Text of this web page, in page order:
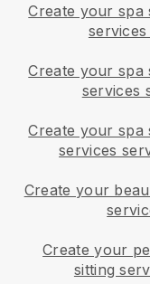
Create your spa
Create your spa
services
Create your spa
services
Create your
Create your
sitting